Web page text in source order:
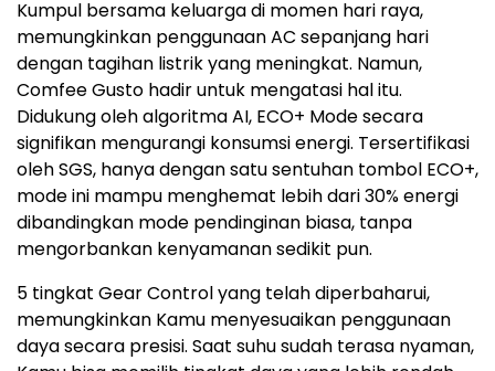
Kumpul bersama keluarga di momen hari raya,
memungkinkan penggunaan AC sepanjang hari
dengan tagihan listrik yang meningkat. Namun,
Comfee Gusto hadir untuk mengatasi hal itu.
Didukung oleh algoritma AI, ECO+ Mode secara
signifikan mengurangi konsumsi energi. Tersertifikasi
oleh SGS, hanya dengan satu sentuhan tombol ECO+,
mode ini mampu menghemat lebih dari 30% energi
dibandingkan mode pendinginan biasa, tanpa
mengorbankan kenyamanan sedikit pun.
5 tingkat Gear Control yang telah diperbaharui,
memungkinkan Kamu menyesuaikan penggunaan
daya secara presisi. Saat suhu sudah terasa nyaman,